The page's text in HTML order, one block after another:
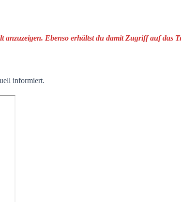
anzuzeigen. Ebenso erhältst du damit Zugriff auf das
informiert.